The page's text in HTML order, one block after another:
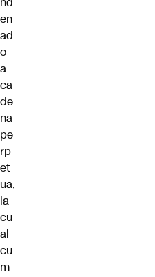
en
ad
o
a
ca
de
na
pe
rp
et
ua,
la
cu
al
cu
m